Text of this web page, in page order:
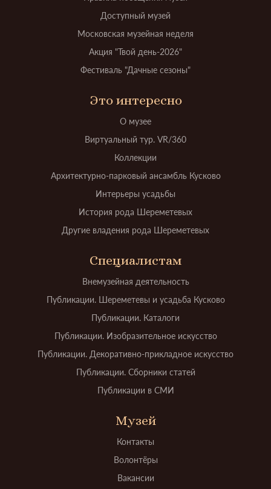
Доступный музей
Московская музейная неделя
Акция "Твой день-2026"
Фестиваль "Дачные сезоны"
Это интересно
О музее
Виртуальный тур. VR/360
Коллекции
Архитектурно-парковый ансамбль Кусково
Интерьеры усадьбы
История рода Шереметевых
Другие владения рода Шереметевых
Специалистам
Внемузейная деятельность
Публикации. Шереметевы и усадьба Кусково
Публикации. Каталоги
Публикации. Изобразительное искусство
Публикации. Декоративно-прикладное искусство
Публикации. Сборники статей
Публикации в СМИ
Музей
Контакты
Волонтёры
Вакансии